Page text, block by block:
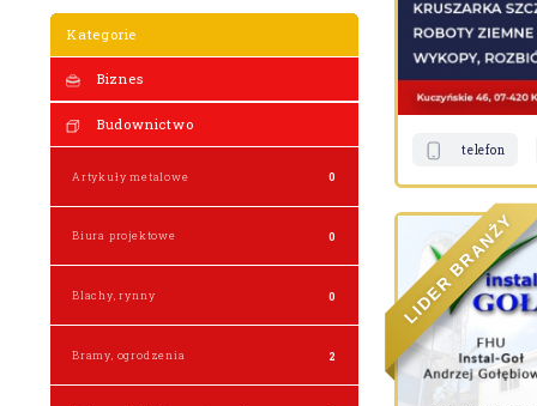
Kategorie
Biznes
Budownictwo
Artykuły metalowe 0
Biura projektowe 0
Blachy, rynny 0
Bramy, ogrodzenia 2
telefon
LI
DER
B
RAN
Ż
Y